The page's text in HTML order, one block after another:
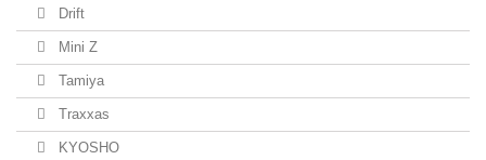
Drift
Mini Z
Tamiya
Traxxas
KYOSHO